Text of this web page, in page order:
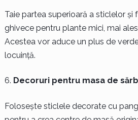
Taie partea superioară a sticlelor
ghivece pentru plante mici, mai
Acestea vor aduce un plus de
locuință.
Decoruri pentru masa de
Folosește sticlele decorate cu